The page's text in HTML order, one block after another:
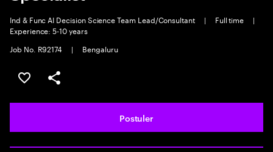
Ind & Func AI Decision Science Team Lead/Consultant | Full time
|
Experience: 5-10 years
Job No. R92174
| Bengaluru
Sélectionner pour enregistrer l'annonce
PARTAGER
Postuler